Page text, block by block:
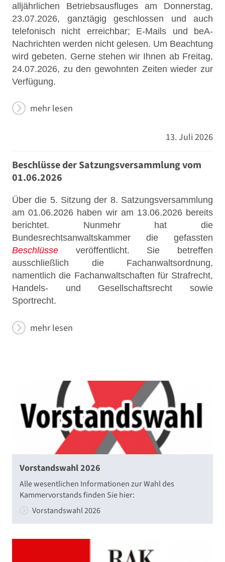
alljährlichen Betriebsausfluges am Donnerstag,
23.07.2026, ganztägig geschlossen und auch
telefonisch nicht erreichbar; E-Mails und beA-
Nachrichten werden nicht gelesen. Um Beachtung
wird gebeten. Gerne stehen wir Ihnen ab Freitag,
24.07.2026, zu den gewohnten Zeiten wieder zur
Verfügung.
mehr lesen
13. Juli 2026
Beschlüsse der Satzungsversammlung vom
01.06.2026
Über die 5. Sitzung der 8. Satzungsversammlung
am 01.06.2026 haben wir am 13.06.2026 bereits
berichtet. Nunmehr hat die
Bundesrechtsanwaltskammer die gefassten
Beschlüsse veröffentlicht. Sie betreffen
ausschließlich die Fachanwaltsordnung,
namentlich die Fachanwaltschaften für Strafrecht,
Handels- und Gesellschaftsrecht sowie
Sportrecht.
mehr lesen
Vorstandswahl 2026
Alle wesentlichen Informationen zur Wahl des
Kammervorstands finden Sie hier:
Vorstandswahl 2026